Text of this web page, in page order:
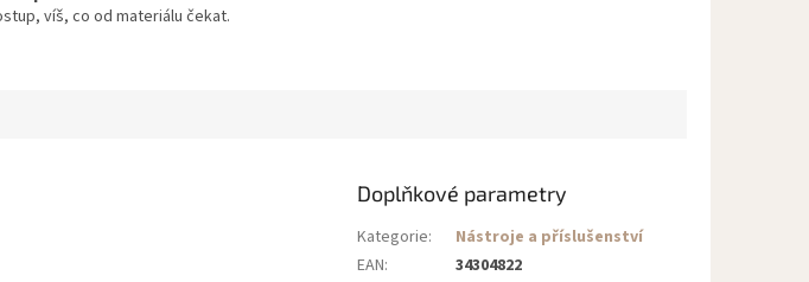
víš, co od materiálu čekat.
Doplňkové parametry
Kategorie:
Nástroje a příslušenství
EAN: 34304822